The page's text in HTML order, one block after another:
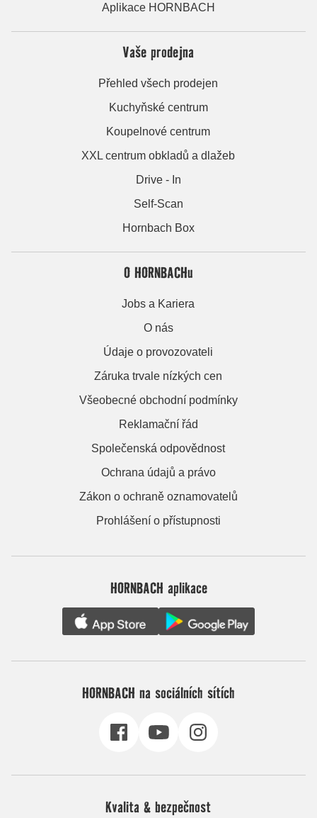
Aplikace HORNBACH
Vaše prodejna
Přehled všech prodejen
Kuchyňské centrum
Koupelnové centrum
XXL centrum obkladů a dlažeb
Drive - In
Self-Scan
Hornbach Box
O HORNBACHu
Jobs a Kariera
O nás
Údaje o provozovateli
Záruka trvale nízkých cen
Všeobecné obchodní podmínky
Reklamační řád
Společenská odpovědnost
Ochrana údajů a právo
Zákon o ochraně oznamovatelů
Prohlášení o přístupnosti
HORNBACH aplikace
HORNBACH na sociálních sítích
Kvalita & bezpečnost